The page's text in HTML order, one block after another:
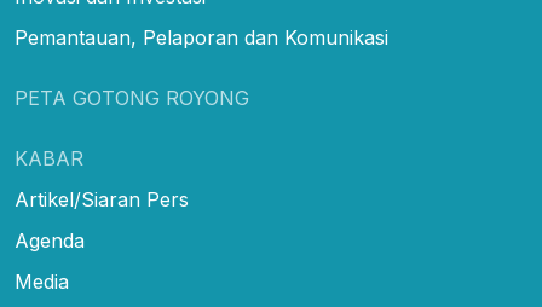
Pemantauan, Pelaporan dan Komunikasi
PETA GOTONG ROYONG
KABAR
Artikel/Siaran Pers
Agenda
Media